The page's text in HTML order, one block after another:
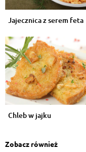
Jajecznica z serem feta
Chleb w jajku
Zobacz również